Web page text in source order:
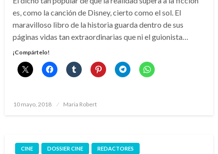
es, como la canción de Disney, cierto como el sol. El
maravilloso libro de la historia guarda dentro de sus
páginas vidas tan extraordinarias que ni el guionista…
¡Compártelo!
Publicado
10 mayo, 2018 Maria Robert
CINE DOSSIER CINE REDACTORES